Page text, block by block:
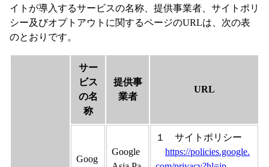
イトが導入するサービスの名称、提供事業者、サイトポリ
シー及びオプトアウトに関するページのURLは、次の表
のとおりです。
サー
ビス
の名
称
提供事
業者
URL
Goog
Google
１ サイトポリシー
https://policies.google.